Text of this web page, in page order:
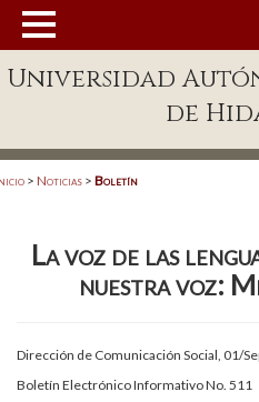
Enlaces
Patronato
Publicaciones en línea
Acreditación Internacional
Universidad
de
> Noticias > Boletín
La voz de las
nuestra voz:
Dirección de Comunicación Social, 01/
Boletín Electrónico Informativo No. 511